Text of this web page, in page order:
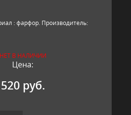
: фарфор. Производитель:
НЕТ В НАЛИЧИИ
Цена:
520 руб.